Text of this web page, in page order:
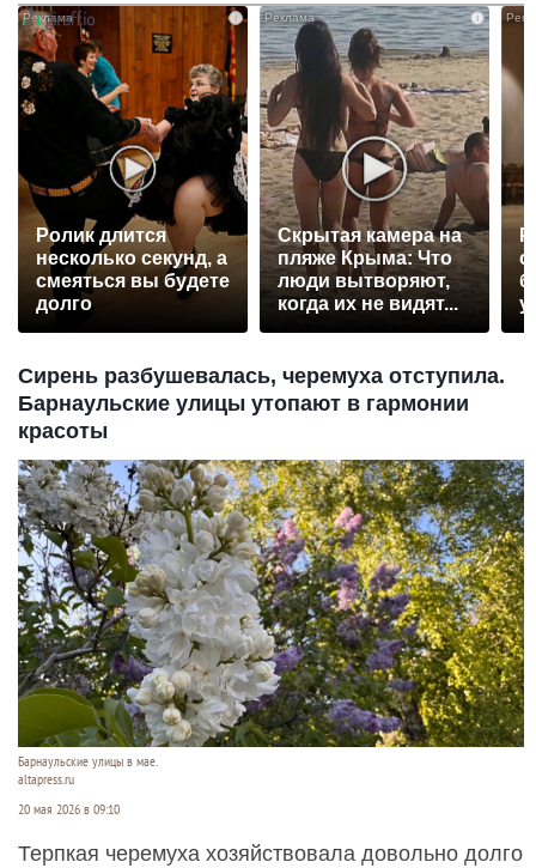
Ролик длится
несколько секунд, а
смеяться вы будете
долго
i
Скрытая камера на
пляже Крыма: Что
люди вытворяют,
когда их не видят...
Сирень разбушевалась, черемуха отступила.
Барнаульские улицы утопают в гармонии
красоты
Барнаульские улицы в мае.
altapress.ru
20 мая 2026 в 09:10
Терпкая черемуха хозяйствовала довольно долго